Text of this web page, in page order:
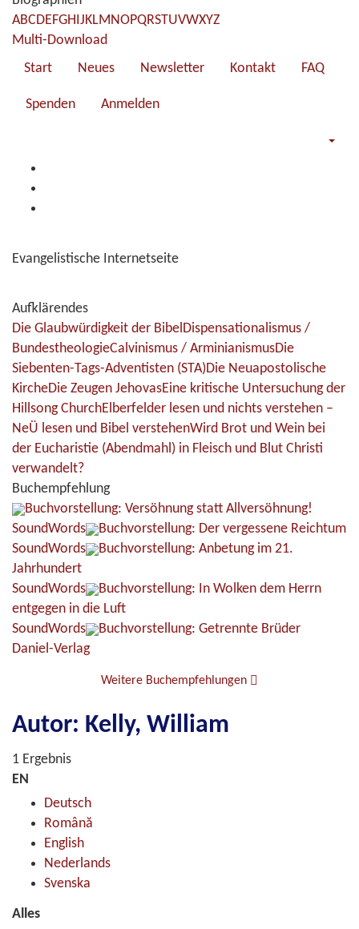
ABCDEFGHIJKLMNOPQRSTUVWXYZ
Multi-Download
Start
Neues Newsletter Kontakt FAQ
Spenden Anmelden
Evangelistische Internetseite
Aufklärendes
Die Glaubwürdigkeit der BibelDispensationalismus /
BundestheologieCalvinismus / ArminianismusDie
Siebenten-Tags-Adventisten (STA)Die Neuapostolische
KircheDie Zeugen JehovasEine kritische Untersuchung der
Hillsong ChurchElberfelder lesen und nichts verstehen –
NeÜ lesen und Bibel verstehenWird Brot und Wein bei
der Eucharistie (Abendmahl) in Fleisch und Blut Christi
verwandelt?
Buchempfehlung
Buchvorstellung: Versöhnung statt Allversöhnung!
SoundWords
Buchvorstellung: Der vergessene Reichtum
SoundWords
Buchvorstellung: Anbetung im 21.
Jahrhundert
SoundWords
Buchvorstellung: In Wolken dem Herrn
entgegen in die Luft
SoundWords
Buchvorstellung: Getrennte Brüder
Daniel-Verlag
Weitere Buchempfehlungen
Autor: Kelly, William
1 Ergebnis
EN
Deutsch
Română
English
Nederlands
Svenska
Alles